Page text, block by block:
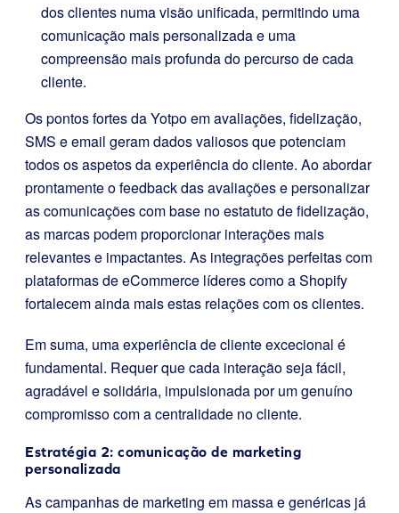
dos clientes numa visão unificada, permitindo uma
comunicação mais personalizada e uma
compreensão mais profunda do percurso de cada
cliente.
Os pontos fortes da Yotpo em avaliações, fidelização,
SMS e email geram dados valiosos que potenciam
todos os aspetos da experiência do cliente. Ao abordar
prontamente o feedback das avaliações e personalizar
as comunicações com base no estatuto de fidelização,
as marcas podem proporcionar interações mais
relevantes e impactantes. As integrações perfeitas com
plataformas de eCommerce líderes como a Shopify
fortalecem ainda mais estas relações com os clientes.
Em suma, uma experiência de cliente excecional é
fundamental. Requer que cada interação seja fácil,
agradável e solidária, impulsionada por um genuíno
compromisso com a centralidade no cliente.
Estratégia 2: comunicação de marketing
personalizada
As campanhas de marketing em massa e genéricas já